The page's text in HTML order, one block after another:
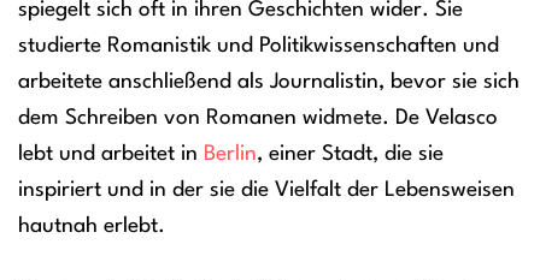
spiegelt sich oft in ihren Geschichten wider. Sie
studierte Romanistik und Politikwissenschaften und
arbeitete anschließend als Journalistin, bevor sie sich
dem Schreiben von Romanen widmete. De Velasco
lebt und arbeitet in Berlin, einer Stadt, die sie
inspiriert und in der sie die Vielfalt der Lebensweisen
hautnah erlebt.